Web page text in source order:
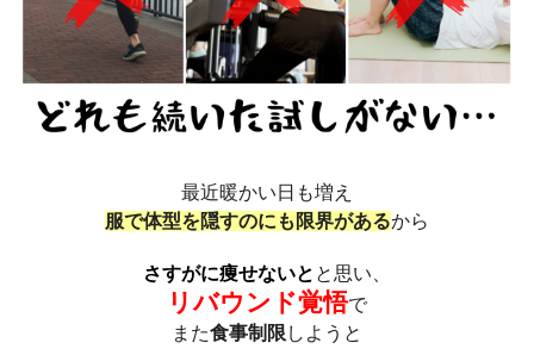
最近暖かい日も増え
服で体型を隠すのにも限界があるから
さすがに痩せないと と思い、
リバウンド覚悟で
また食事制限しようと